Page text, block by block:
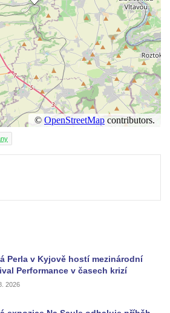
v Hostíně u
před hřbitovem v
na hřbitově v
na hřbitově v Lužci
nad Vltavou
na hřbitově v
v Hrobčicích
v Mirošovicích
Perla v Kyjově hostí mezinárodní
Performance v časech krizí
2026